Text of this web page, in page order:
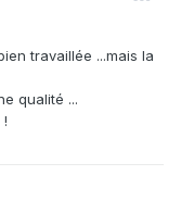
travaillée ...mais la
qualité ...